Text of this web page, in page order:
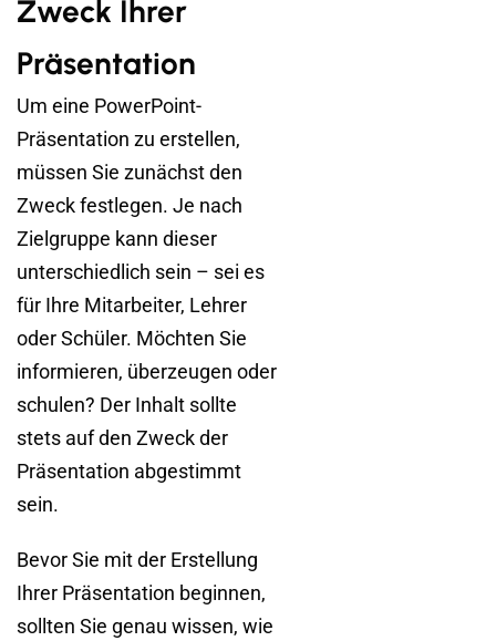
Zweck Ihrer
Präsentation
Um eine PowerPoint-
Präsentation zu erstellen,
müssen Sie zunächst den
Zweck festlegen. Je nach
Zielgruppe kann dieser
unterschiedlich sein – sei es
für Ihre Mitarbeiter, Lehrer
oder Schüler. Möchten Sie
informieren, überzeugen oder
schulen? Der Inhalt sollte
stets auf den Zweck der
Präsentation abgestimmt
sein.
Bevor Sie mit der Erstellung
Ihrer Präsentation beginnen,
sollten Sie genau wissen, wie